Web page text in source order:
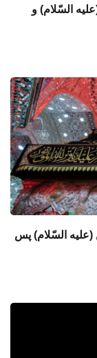
السّلام) و
السّلام) پس